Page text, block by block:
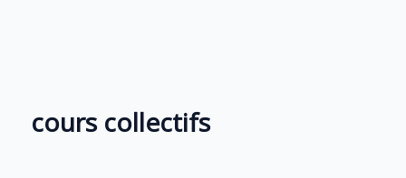
cours collectifs